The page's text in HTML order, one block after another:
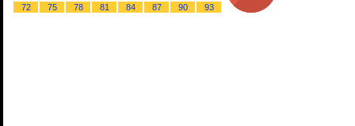
72
75 78 81 84 87 90 93